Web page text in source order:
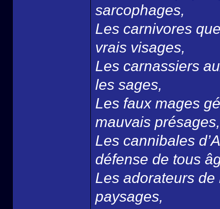
sarcophages,
Les carnivores
vrais visages,
Les carnassiers
les sages,
Les faux mages
mauvais présages,
Les cannibales
défense de tous
Les adorateurs
paysages,